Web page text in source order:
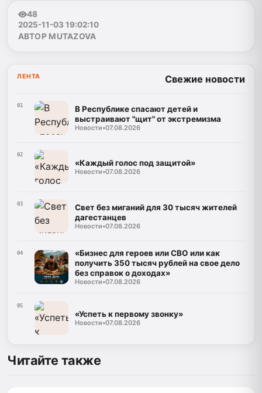
48
2025-11-03 19:02:10
АВТОР MUTAZOVA
ЛЕНТА Свежие новости
01
В Республике спасают детей и
выстраивают "щит" от экстремизма
Новости•07.08.2026
02
«Каждый голос под защитой»
Новости•07.08.2026
03
Свет без миганий для 30 тысяч жителей
дагестанцев
Новости•07.08.2026
04
«Бизнес для героев или СВО или как
получить 350 тысяч рублей на свое дело
без справок о доходах»
Новости•07.08.2026
05
«Успеть к первому звонку»
Новости•07.08.2026
Читайте также